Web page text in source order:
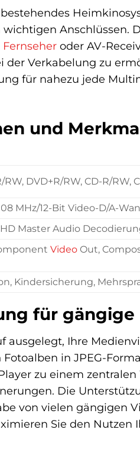
wichtigen
Fernseher oder AV-
Verkabelung zu
für nahezu jede
und
DVD+R/RW, CD-R/RW,
MHz/12-Bit Video-D/A-
Master Audio
VideoOut,
Kindersicherung,
für
ausgelegt, Ihre
in JPEG-
zu einem
Die
von vielen gängigen
Sie den